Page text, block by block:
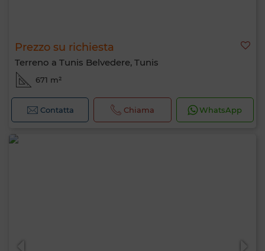
Prezzo su richiesta
Terreno a Tunis Belvedere, Tunis
671 m²
Contatta Chiama WhatsApp